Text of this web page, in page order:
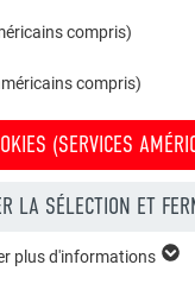
compris)
compris)
(SERVICES
LA SÉLECTION ET
plus d'informations